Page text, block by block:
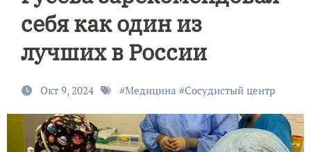
себя как один из
лучших в России
Окт 9, 2024 #Медицина #Сосудистый центр